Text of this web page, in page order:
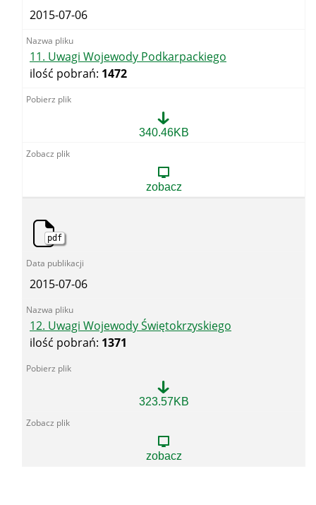
2015-07-06
11. Uwagi Wojewody Podkarpackiego
ilość pobrań: 1472
Wojewody
340.46KB
zobacz
pdf
2015-07-06
12. Uwagi Wojewody Świętokrzyskiego
ilość pobrań: 1371
Wojewody
323.57KB
zobacz